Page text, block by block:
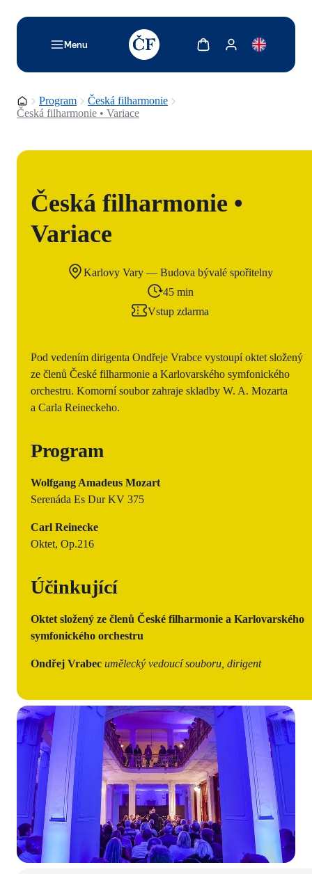
Menu
TODO: Add description for reader
Zobrazit košíkZobrazit můj účet
Domovská stránka
Program
Česká filharmonie
Česká filharmonie • Variace
Česká filharmonie •
Variace
Karlovy Vary — Budova bývalé spořitelny
45 min
Vstup zdarma
Pod vedením dirigenta Ondřeje Vrabce vystoupí oktet složený
ze členů České filharmonie a Karlovarského symfonického
orchestru. Komorní soubor zahraje skladby W. A. Mozarta
a Carla Reineckeho.
Program
Wolfgang Amadeus Mozart
Serenáda Es Dur KV 375
Carl Reinecke
Oktet, Op.216
Účinkující
Oktet složený ze členů České filharmonie a Karlovarského
symfonického orchestru
Ondřej Vrabec umělecký vedoucí souboru, dirigent